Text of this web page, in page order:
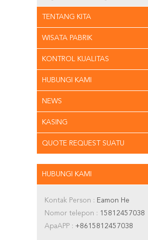
TENTANG KITA
WISATA PABRIK
KONTROL KUALITAS
HUBUNGI KAMI
NEWS
KASING
QUOTE REQUEST SUATU
HUBUNGI KAMI
Kontak Person : Eamon He
Nomor telepon : 15812457038
ApaAPP : +8615812457038